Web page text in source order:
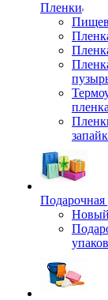
Пленки
пленка
Подарочная